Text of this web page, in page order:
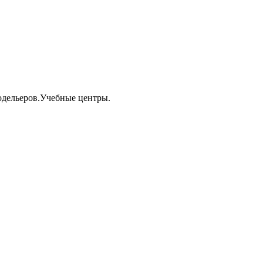
центры.